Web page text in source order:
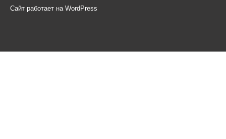
Сайт работает на WordPress